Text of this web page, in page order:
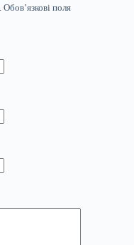
Обов’язкові поля